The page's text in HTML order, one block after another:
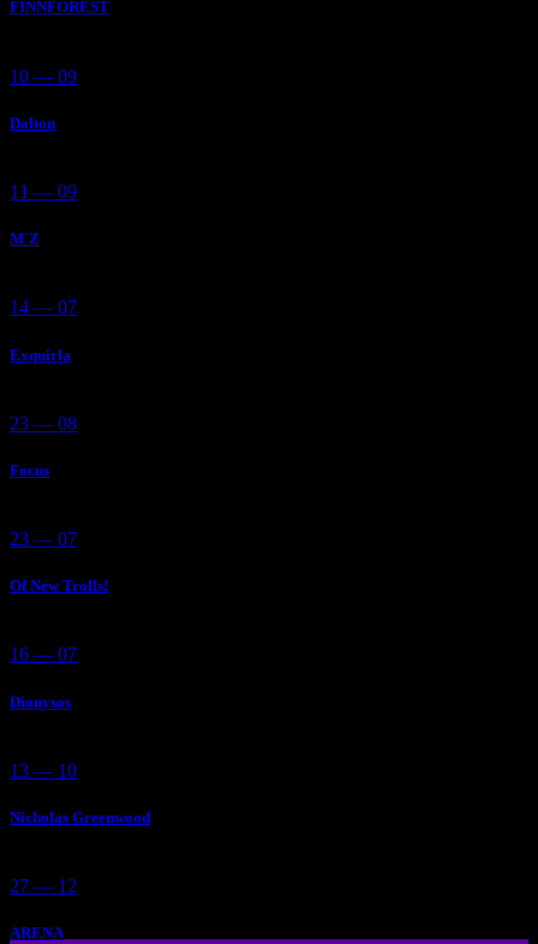
FINNFOREST
10 — 09
Dalton
11 — 09
M´Z
14 — 07
Exquirla
23 — 08
Focus
23 — 07
Of New Trolls!
16 — 07
Dionysos
13 — 10
Nicholas Greenwood
27 — 12
ARENA